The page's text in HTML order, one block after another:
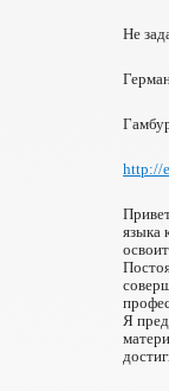
Не
http://
языка
Я